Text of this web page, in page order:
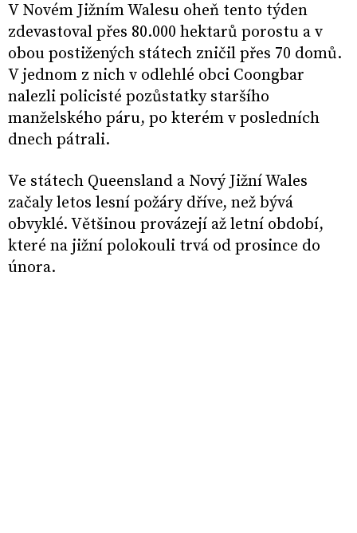
V Novém Jižním Walesu oheň tento týden
zdevastoval přes 80.000 hektarů porostu a v
obou postižených státech zničil přes 70 domů.
V jednom z nich v odlehlé obci Coongbar
nalezli policisté pozůstatky staršího
manželského páru, po kterém v posledních
dnech pátrali.
Ve státech Queensland a Nový Jižní Wales
začaly letos lesní požáry dříve, než bývá
obvyklé. Většinou provázejí až letní období,
které na jižní polokouli trvá od prosince do
února.